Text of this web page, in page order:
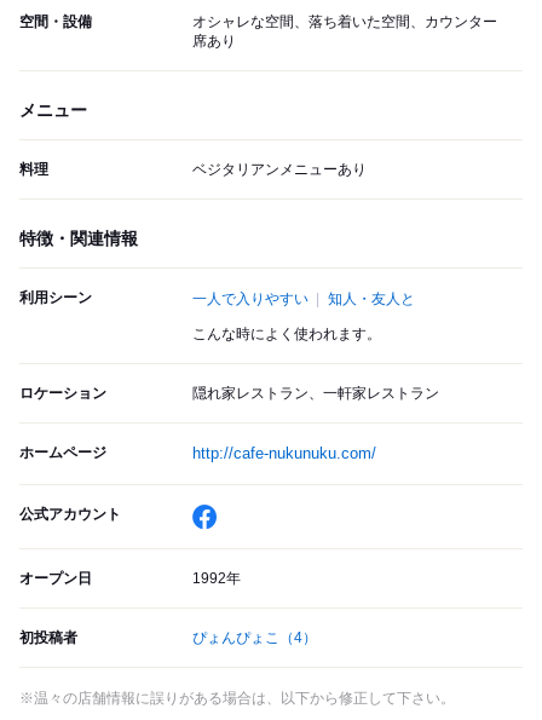
空間・設備
オシャレな空間、落ち着いた空間、カウンター
席あり
メニュー
料理 ベジタリアンメニューあり
特徴・関連情報
利用シーン 一人で入りやすい 知人・友人と
こんな時によく使われます。
ロケーション 隠れ家レストラン、一軒家レストラン
ホームページ http://cafe-nukunuku.com/
公式アカウント
オープン日 1992年
初投稿者 ぴょんぴょこ （4）
※温々の店舗情報に誤りがある場合は、以下から修正して下さい。